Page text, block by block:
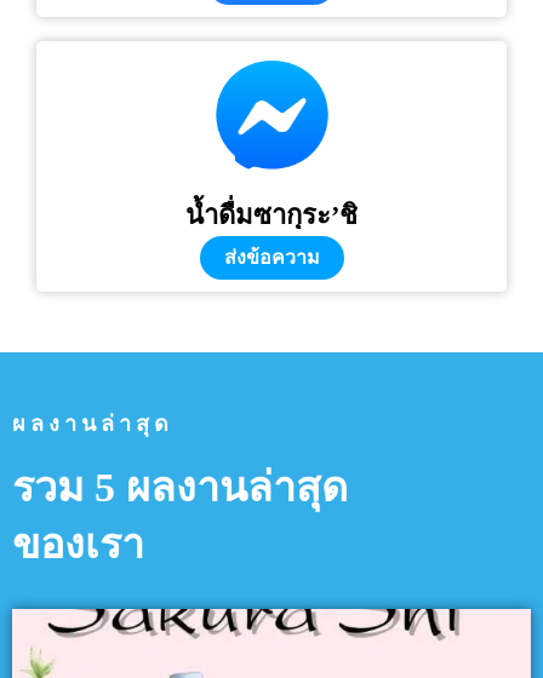
น้ำดื่มซากุระ’ชิ
ส่งข้อความ
ผลงานล่าสุด
รวม 5 ผลงานล่าสุด
ของเรา